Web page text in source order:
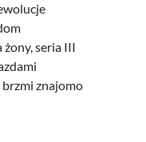
żony, seria III
znajomo